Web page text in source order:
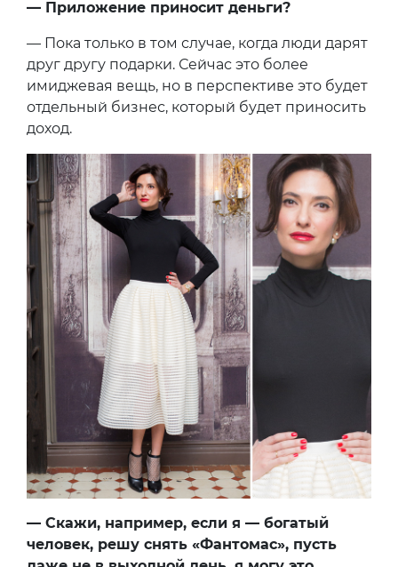
— Приложение приносит деньги?
— Пока только в том случае, когда люди дарят
друг другу подарки. Сейчас это более
имиджевая вещь, но в перспективе это будет
отдельный бизнес, который будет приносить
доход.
— Скажи, например, если я — богатый
человек, решу снять «Фантомас», пусть